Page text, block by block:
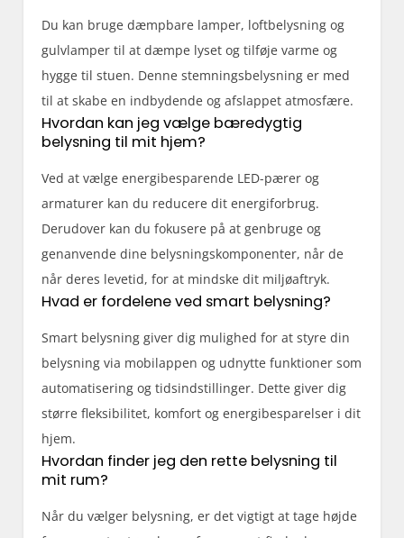
Du kan bruge dæmpbare lamper, loftbelysning og
gulvlamper til at dæmpe lyset og tilføje varme og
hygge til stuen. Denne stemningsbelysning er med
til at skabe en indbydende og afslappet atmosfære.
Hvordan kan jeg vælge bæredygtig
belysning til mit hjem?
Ved at vælge energibesparende LED-pærer og
armaturer kan du reducere dit energiforbrug.
Derudover kan du fokusere på at genbruge og
genanvende dine belysningskomponenter, når de
når deres levetid, for at mindske dit miljøaftryk.
Hvad er fordelene ved smart belysning?
Smart belysning giver dig mulighed for at styre din
belysning via mobilappen og udnytte funktioner som
automatisering og tidsindstillinger. Dette giver dig
større fleksibilitet, komfort og energibesparelser i dit
hjem.
Hvordan finder jeg den rette belysning til
mit rum?
Når du vælger belysning, er det vigtigt at tage højde